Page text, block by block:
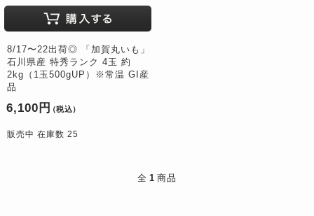
8/17〜22出荷◎ 「加賀丸いも」
石川県産 特秀ランク 4玉 約
2kg（1玉500gUP）※常温 GI産
品
6,100円 （税込）
販売中 在庫数 25
全 1 商品